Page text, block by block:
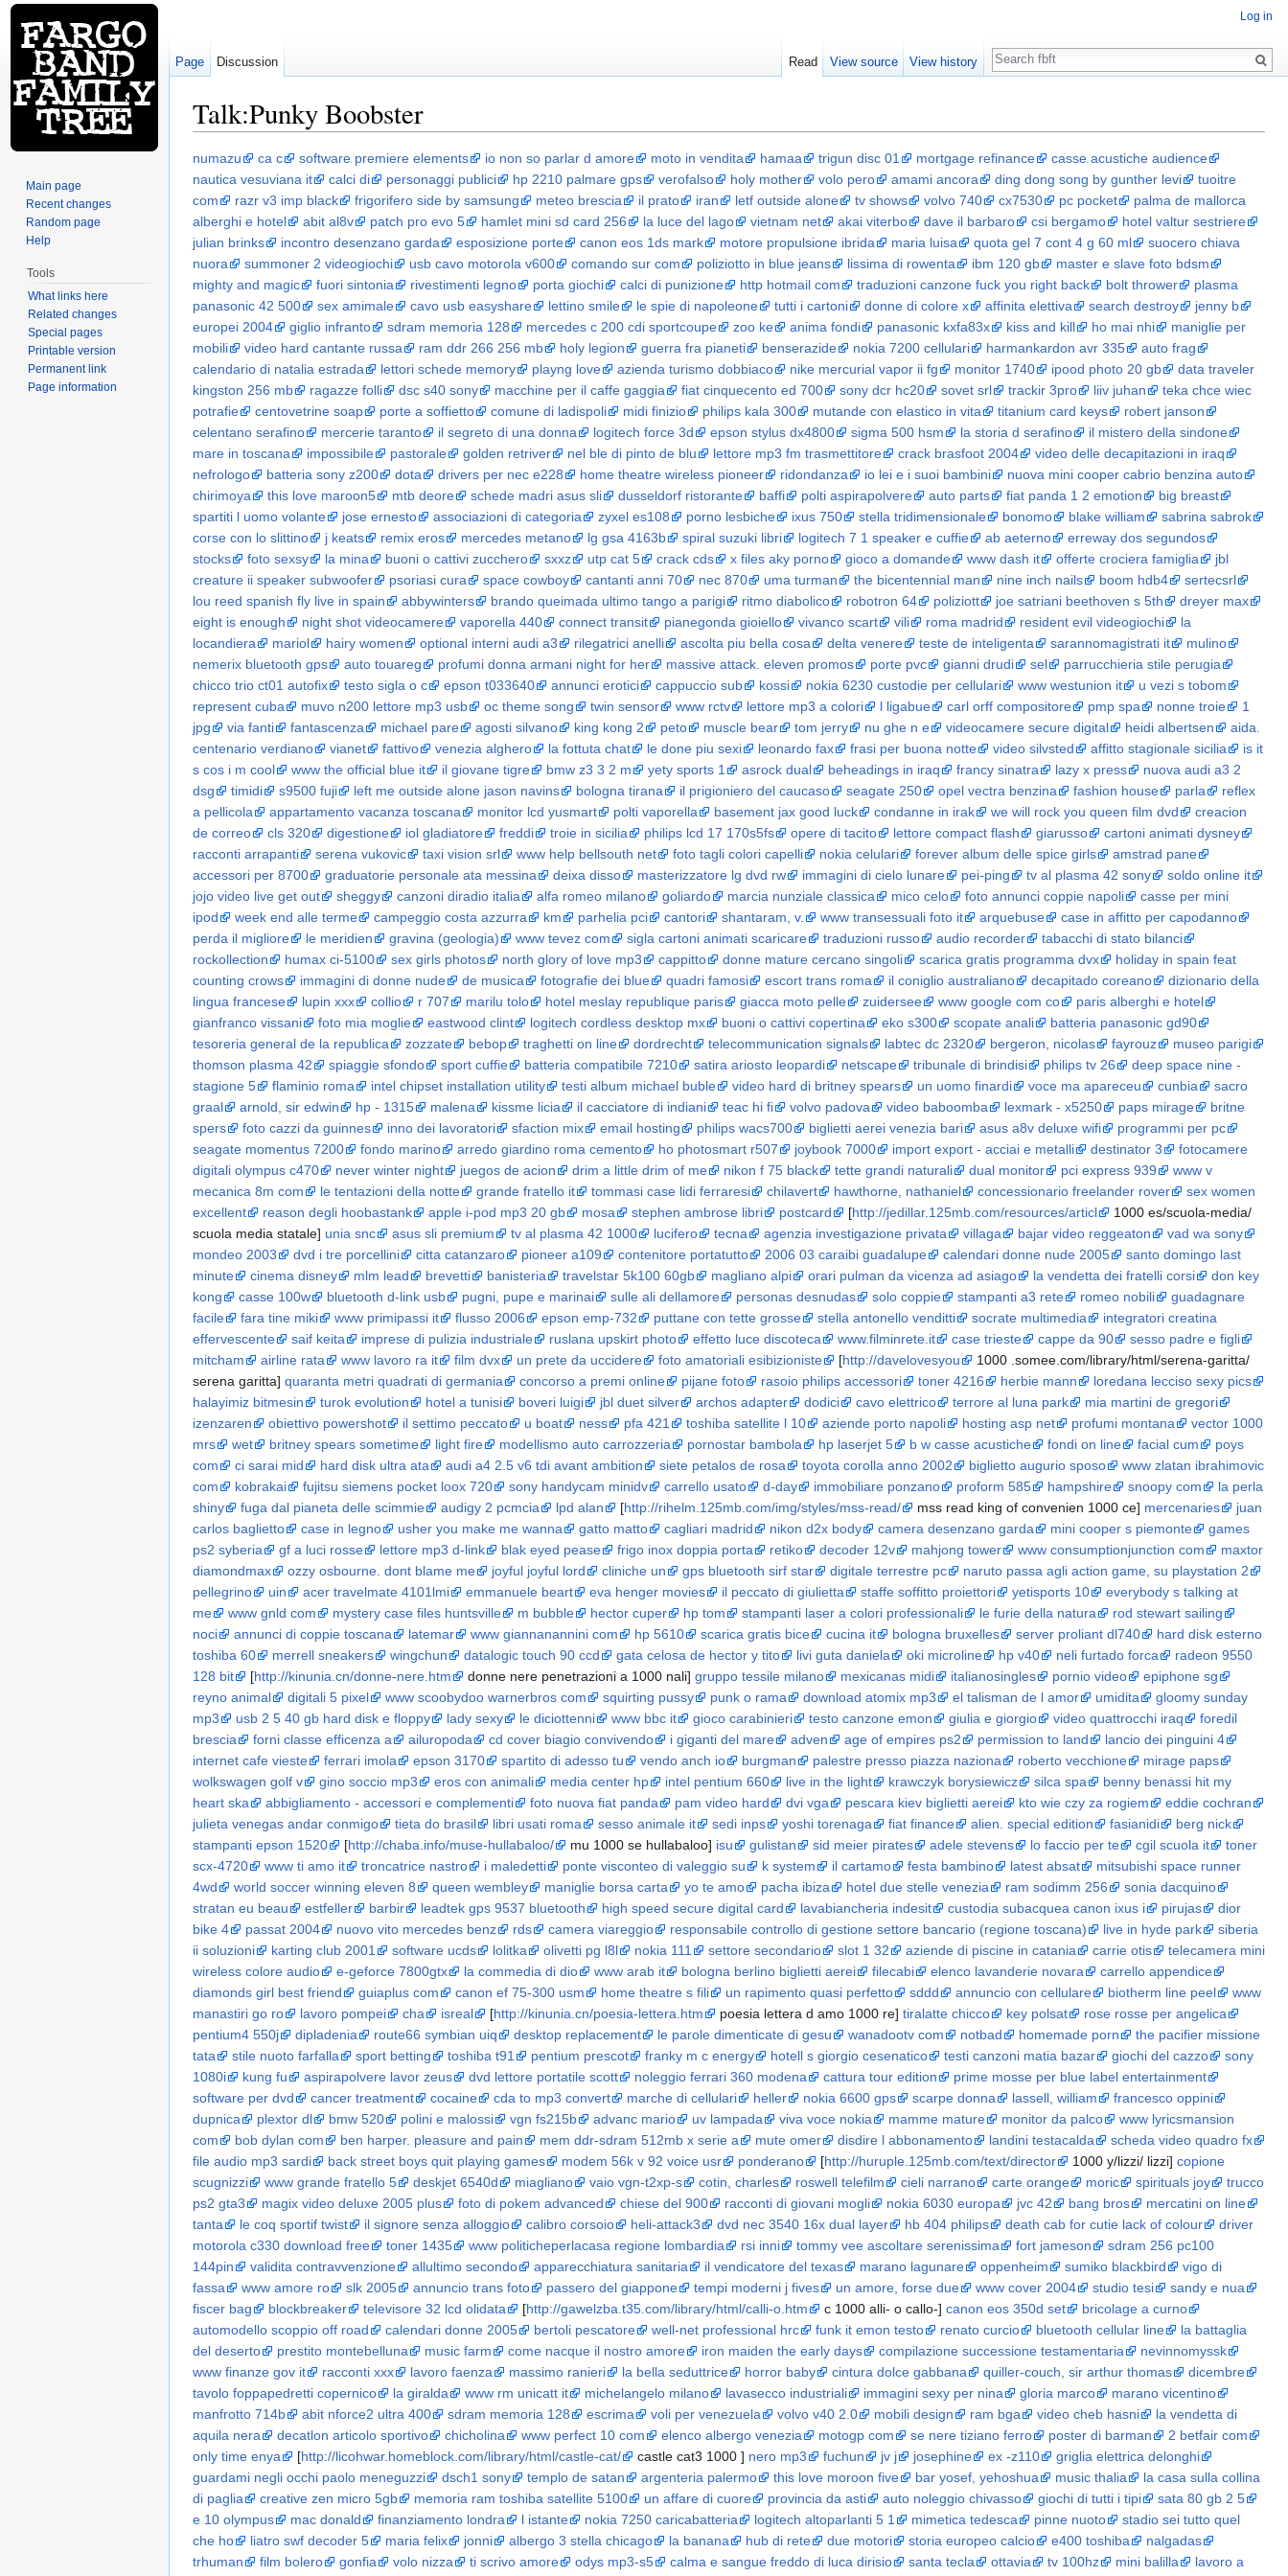
Talk:Punky Boobster
numazu
ca c software premiere elements io non so parlar d amore moto in vendita hamaa trigun disc 01 mortgage refinance
casse acustiche audience
nautica vesuviana it
calci di personaggi publici hp 2210 palmare gps verofalso holy mother volo pero amami ancora ding dong song by gunther levi
tuoitre
com
razr v3 imp black frigorifero side by samsung meteo brescia il prato iran letf outside alone tv shows volvo 740 cx7530 pc pocket
palma de mallorca
alberghi e hotel
abit al8v patch pro evo 5 hamlet mini sd card 256 la luce del lago vietnam net akai viterbo dave il barbaro csi bergamo
hotel valtur sestriere
julian brinks
incontro desenzano garda esposizione porte canon eos 1ds mark motore propulsione ibrida maria luisa quota gel 7 cont 4 g 60 ml
suocero chiava
nuora
summoner 2 videogiochi usb cavo motorola v600 comando sur com poliziotto in blue jeans lissima di rowenta ibm 120 gb
master e slave foto bdsm
mighty and magic
fuori sintonia rivestimenti legno porta giochi calci di punizione http hotmail com traduzioni canzone fuck you right back bolt thrower
plasma
panasonic 42 500
sex amimale cavo usb easyshare lettino smile le spie di napoleone tutti i cartoni donne di colore x affinita elettiva search destroy
jenny b
europei 2004
giglio infranto sdram memoria 128 mercedes c 200 cdi sportcoupe zoo ke anima fondi panasonic kxfa83x kiss and kill ho mai nhi
maniglie per
mobili
video hard cantante russa ram ddr 266 256 mb holy legion guerra fra pianeti benserazide nokia 7200 cellulari harmankardon avr 335
auto frag
calendario di natalia estrada
lettori schede memory playng love azienda turismo dobbiaco nike mercurial vapor ii fg monitor 1740 ipood photo 20 gb
data traveler
kingston 256 mb
ragazze folli dsc s40 sony macchine per il caffe gaggia fiat cinquecento ed 700 sony dcr hc20 sovet srl trackir 3pro liiv juhan
teka chce wiec
potrafie
centovetrine soap porte a soffietto comune di ladispoli midi finizio philips kala 300 mutande con elastico in vita titanium card keys
robert janson
celentano serafino
mercerie taranto il segreto di una donna logitech force 3d epson stylus dx4800 sigma 500 hsm la storia d serafino
il mistero della sindone
mare in toscana
impossibile pastorale golden retriver nel ble di pinto de blu lettore mp3 fm trasmettitore crack brasfoot 2004
video delle decapitazioni in iraq
nefrologo
batteria sony z200 dota drivers per nec e228 home theatre wireless pioneer ridondanza io lei e i suoi bambini
nuova mini cooper cabrio benzina auto
chirimoya
this love maroon5 mtb deore schede madri asus sli dusseldorf ristorante baffi polti aspirapolvere auto parts fiat panda 1 2 emotion
big breast
spartiti l uomo volante
jose ernesto associazioni di categoria zyxel es108 porno lesbiche ixus 750 stella tridimensionale bonomo blake william
sabrina sabrok
corse con lo slittino
j keats remix eros mercedes metano lg gsa 4163b spiral suzuki libri logitech 7 1 speaker e cuffie ab aeterno
erreway dos segundos
stocks
foto sexsy la mina buoni o cattivi zucchero sxxz utp cat 5 crack cds x files aky porno gioco a domande www dash it offerte crociera famiglia
jbl
creature ii speaker subwoofer
psoriasi cura space cowboy cantanti anni 70 nec 870 uma turman the bicentennial man nine inch nails boom hdb4
sertecsrl
lou reed spanish fly live in spain
abbywinters brando queimada ultimo tango a parigi ritmo diabolico robotron 64 poliziott joe satriani beethoven s 5th
dreyer max
eight is enough
night shot videocamere vaporella 440 connect transit pianegonda gioiello vivanco scart vili roma madrid resident evil videogiochi
la
locandiera
mariol hairy women optional interni audi a3 rilegatrici anelli ascolta piu bella cosa delta venere teste de inteligenta sarannomagistrati it
mulino
nemerix bluetooth gps
auto touareg profumi donna armani night for her massive attack. eleven promos porte pvc gianni drudi sel
parrucchieria stile perugia
chicco trio ct01 autofix
testo sigla o c epson t033640 annunci erotici cappuccio sub kossi nokia 6230 custodie per cellulari www westunion it
u vezi s tobom
represent cuba
muvo n200 lettore mp3 usb oc theme song twin sensor www rctv lettore mp3 a colori l ligabue carl orff compositore pmp spa nonne troie
1
jpg
via fanti fantascenza michael pare agosti silvano king kong 2 peto muscle bear tom jerry nu ghe n e videocamere secure digital heidi albertsen
aida.
centenario verdiano
vianet fattivo venezia alghero la fottuta chat le done piu sexi leonardo fax frasi per buona notte video silvsted affitto stagionale sicilia
is it
s cos i m cool
www the official blue it il giovane tigre bmw z3 3 2 m yety sports 1 asrock dual beheadings in iraq francy sinatra lazy x press
nuova audi a3 2
dsg
timidi s9500 fuji left me outside alone jason navins bologna tirana il prigioniero del caucaso seagate 250 opel vectra benzina fashion house parla
reflex
a pellicola
appartamento vacanza toscana monitor lcd yusmart polti vaporella basement jax good luck condanne in irak we will rock you queen film dvd
creacion
de correo
cls 320 digestione iol gladiatore freddi troie in sicilia philips lcd 17 170s5fs opere di tacito lettore compact flash giarusso
cartoni animati dysney
racconti arrapanti
serena vukovic taxi vision srl www help bellsouth net foto tagli colori capelli nokia celulari forever album delle spice girls
amstrad pane
accessori per 8700
graduatorie personale ata messina deixa disso masterizzatore lg dvd rw immagini di cielo lunare pei-ping tv al plasma 42 sony
soldo online it
jojo video live get out
sheggy canzoni diradio italia alfa romeo milano goliardo marcia nunziale classica mico celo foto annunci coppie napoli
casse per mini
ipod
week end alle terme campeggio costa azzurra km parhelia pci cantori shantaram, v. www transessuali foto it arquebuse
case in affitto per capodanno
perda il migliore
le meridien gravina (geologia) www tevez com sigla cartoni animati scaricare traduzioni russo audio recorder
tabacchi di stato bilanci
rockollection
humax ci-5100 sex girls photos north glory of love mp3 cappitto donne mature cercano singoli scarica gratis programma dvx
holiday in spain feat
counting crows
immagini di donne nude de musica fotografie dei blue quadri famosi escort trans roma il coniglio australiano decapitado coreano
dizionario della
lingua francese
lupin xxx collio r 707 marilu tolo hotel meslay republique paris giacca moto pelle zuidersee www google com co
paris alberghi e hotel
gianfranco vissani
foto mia moglie eastwood clint logitech cordless desktop mx buoni o cattivi copertina eko s300 scopate anali
batteria panasonic gd90
tesoreria general de la republica
zozzate bebop traghetti on line dordrecht telecommunication signals labtec dc 2320 bergeron, nicolas fayrouz
museo parigi
thomson plasma 42
spiaggie sfondo sport cuffie batteria compatibile 7210 satira ariosto leopardi netscape tribunale di brindisi philips tv 26
deep space nine -
stagione 5
flaminio roma intel chipset installation utility testi album michael buble video hard di britney spears un uomo finardi voce ma apareceu cunbia
sacro
graal
arnold, sir edwin hp - 1315 malena kissme licia il cacciatore di indiani teac hi fi volvo padova video baboomba lexmark - x5250 paps mirage
britne
spers
foto cazzi da guinnes inno dei lavoratori sfaction mix email hosting philips wacs700 biglietti aerei venezia bari asus a8v deluxe wifi
programmi per pc
seagate momentus 7200
fondo marino arredo giardino roma cemento ho photosmart r507 joybook 7000 import export - acciai e metalli destinator 3
fotocamere
digitali olympus c470
never winter night juegos de acion drim a little drim of me nikon f 75 black tette grandi naturali dual monitor pci express 939
www v
mecanica 8m com
le tentazioni della notte grande fratello it tommasi case lidi ferraresi chilavert hawthorne, nathaniel concessionario freelander rover
sex women
excellent
reason degli hoobastank apple i-pod mp3 20 gb mosa stephen ambrose libri postcard [http://jedillar.125mb.com/resources/articl
1000 es/scuola-media/
scuola media statale] unia snc asus sli premium tv al plasma 42 1000 lucifero tecna agenzia investigazione privata villaga bajar video reggeaton
vad wa sony
mondeo 2003
dvd i tre porcellini citta catanzaro pioneer a109 contenitore portatutto 2006 03 caraibi guadalupe calendari donne nude 2005
santo domingo last
minute
cinema disney mlm lead brevetti banisteria travelstar 5k100 60gb magliano alpi orari pulman da vicenza ad asiago la vendetta dei fratelli corsi
don key
kong
casse 100w bluetooth d-link usb pugni, pupe e marinai sulle ali dellamore personas desnudas solo coppie stampanti a3 rete romeo nobili
guadagnare
facile
fara tine miki www primipassi it flusso 2006 epson emp-732 puttane con tette grosse stella antonello venditti socrate multimedia
integratori creatina
effervescente
saif keita imprese di pulizia industriale ruslana upskirt photo effetto luce discoteca www.filminrete.it case trieste cappe da 90
sesso padre e figli
mitcham
airline rata www lavoro ra it film dvx un prete da uccidere foto amatoriali esibizioniste [http://davelovesyou
1000 .somee.com/library/html/serena-garitta/
serena garitta] quaranta metri quadrati di germania concorso a premi online pijane foto rasoio philips accessori toner 4216 herbie mann
loredana lecciso sexy pics
halayimiz bitmesin
turok evolution hotel a tunisi boveri luigi jbl duet silver archos adapter dodici cavo elettrico terrore al luna park
mia martini de gregori
izenzaren
obiettivo powershot il settimo peccato u boat ness pfa 421 toshiba satellite l 10 aziende porto napoli hosting asp net profumi montana
vector 1000
mrs
wet britney spears sometime light fire modellismo auto carrozzeria pornostar bambola hp laserjet 5 b w casse acustiche fondi on line facial cum
poys
com
ci sarai mid hard disk ultra ata audi a4 2.5 v6 tdi avant ambition siete petalos de rosa toyota corolla anno 2002 biglietto augurio sposo
www zlatan ibrahimovic
com
kobrakai fujitsu siemens pocket loox 720 sony handycam minidv carrello usato d-day immobiliare ponzano proform 585 hampshire snoopy com
la perla
shiny
fuga dal pianeta delle scimmie audigy 2 pcmcia lpd alan [http://rihelm.125mb.com/img/styles/mss-read/ mss read king of convenien 1000 ce] mercenaries
juan
carlos baglietto
case in legno usher you make me wanna gatto matto cagliari madrid nikon d2x body camera desenzano garda mini cooper s piemonte
games
ps2 syberia
gf a luci rosse lettore mp3 d-link blak eyed pease frigo inox doppia porta retiko decoder 12v mahjong tower www consumptionjunction com
maxtor
diamondmax
ozzy osbourne. dont blame me joyful joyful lord cliniche un gps bluetooth sirf star digitale terrestre pc
naruto passa agli action game, su playstation 2
pellegrino
uin acer travelmate 4101lmi emmanuele beart eva henger movies il peccato di giulietta staffe soffitto proiettori yetisports 10
everybody s talking at
me
www gnld com mystery case files huntsville m bubble hector cuper hp tom stampanti laser a colori professionali le furie della natura
rod stewart sailing
noci
annunci di coppie toscana latemar www giannanannini com hp 5610 scarica gratis bice cucina it bologna bruxelles server proliant dl740
hard disk esterno
toshiba 60
merrell sneakers wingchun datalogic touch 90 ccd gata celosa de hector y tito livi guta daniela oki microline hp v40 neli furtado forca
radeon 9550
128 bit
[http://kinunia.cn/donne-nere.htm donne nere penetrazioni a 1000 nali] gruppo tessile milano mexicanas midi italianosingles pornio video
epiphone sg
reyno animal
digitali 5 pixel www scoobydoo warnerbros com squirting pussy punk o rama download atomix mp3 el talisman de l amor umidita
gloomy sunday
mp3
usb 2 5 40 gb hard disk e floppy lady sexy le diciottenni www bbc it gioco carabinieri testo canzone emon giulia e giorgio video quattrocchi iraq
foredil
brescia
forni classe efficenza a ailuropoda cd cover biagio convivendo i giganti del mare adven age of empires ps2 permission to land
lancio dei pinguini 4
internet cafe vieste
ferrari imola epson 3170 spartito di adesso tu vendo anch io burgman palestre presso piazza naziona roberto vecchione
mirage paps
wolkswagen golf v
gino soccio mp3 eros con animali media center hp intel pentium 660 live in the light krawczyk borysiewicz silca spa
benny benassi hit my
heart ska
abbigliamento - accessori e complementi foto nuova fiat panda pam video hard dvi vga pescara kiev biglietti aerei kto wie czy za rogiem
eddie cochran
julieta venegas andar conmigo
tieta do brasil libri usati roma sesso animale it sedi inps yoshi torenaga fiat finance alien. special edition fasianidi
berg nick
stampanti epson 1520
[http://chaba.info/muse-hullabaloo/ mu 1000 se hullabaloo] isu gulistan sid meier pirates adele stevens lo faccio per te cgil scuola it
toner
scx-4720
www ti amo it troncatrice nastro i maledetti ponte visconteo di valeggio su k system il cartamo festa bambino latest absat
mitsubishi space runner
4wd
world soccer winning eleven 8 queen wembley maniglie borsa carta yo te amo pacha ibiza hotel due stelle venezia ram sodimm 256
sonia dacquino
stratan eu beau
estfeller barbir leadtek gps 9537 bluetooth high speed secure digital card lavabiancheria indesit custodia subacquea canon ixus i pirujas
dior
bike 4
passat 2004 nuovo vito mercedes benz rds camera viareggio responsabile controllo di gestione settore bancario (regione toscana) live in hyde park
siberia
ii soluzioni
karting club 2001 software ucds lolitka olivetti pg l8l nokia 111 settore secondario slot 1 32 aziende di piscine in catania carrie otis
telecamera mini
wireless colore audio
e-geforce 7800gtx la commedia di dio www arab it bologna berlino biglietti aerei filecabi elenco lavanderie novara
carrello appendice
diamonds girl best friend
guiaplus com canon ef 75-300 usm home theatre s fili un rapimento quasi perfetto sddd annuncio con cellulare biotherm line peel
www
manastiri go ro
lavoro pompei cha isreal [http://kinunia.cn/poesia-lettera.htm poesia lettera d amo 1000 re] tiralatte chicco key polsat
rose rosse per angelica
pentium4 550j
dipladenia route66 symbian uiq desktop replacement le parole dimenticate di gesu wanadootv com notbad homemade porn
the pacifier missione
tata
stile nuoto farfalla sport betting toshiba t91 pentium prescot franky m c energy hotell s giorgio cesenatico testi canzoni matia bazar giochi del cazzo
sony
1080i
kung fu aspirapolvere lavor zeus dvd lettore portatile scott noleggio ferrari 360 modena cattura tour edition
prime mosse per blue label entertainment
software per dvd
cancer treatment cocaine cda to mp3 convert marche di cellulari heller nokia 6600 gps scarpe donna lassell, william
francesco oppini
dupnica
plextor dl bmw 520 polini e malossi vgn fs215b advanc mario uv lampada viva voce nokia mamme mature monitor da palco
www lyricsmansion
com
bob dylan com ben harper. pleasure and pain mem ddr-sdram 512mb x serie a mute omer disdire l abbonamento landini testacalda
scheda video quadro fx
file audio mp3 sardi
back street boys quit playing games modem 56k v 92 voice usr ponderano [http://huruple.125mb.com/text/director 1000 y/lizzi/ lizzi] copione
scugnizzi
www grande fratello 5 deskjet 6540d miagliano vaio vgn-t2xp-s cotin, charles roswell telefilm cieli narrano carte orange moric spirituals joy
trucco
ps2 gta3
magix video deluxe 2005 plus foto di pokem advanced chiese del 900 racconti di giovani mogli nokia 6030 europa jvc 42 bang bros
mercatini on line
tanta
le coq sportif twist il signore senza alloggio calibro corsoio heli-attack3 dvd nec 3540 16x dual layer hb 404 philips death cab for cutie lack of colour
driver
motorola c330 download free
toner 1435 www politicheperlacasa regione lombardia rsi inni tommy vee ascoltare serenissima fort jameson
sdram 256 pc100
144pin
validita contravvenzione allultimo secondo apparecchiatura sanitaria il vendicatore del texas marano lagunare oppenheim sumiko blackbird
vigo di
fassa
www amore ro slk 2005 annuncio trans foto passero del giappone tempi moderni j fives un amore, forse due www cover 2004 studio tesi
sandy e nua
fiscer bag
blockbreaker televisore 32 lcd olidata [http://gawelzba.t35.com/library/html/calli-o.htm c 1000 alli- o callo-] canon eos 350d set
bricolage a curno
automodello scoppio off road
calendari donne 2005 bertoli pescatore well-net professional hrc funk it emon testo renato curcio bluetooth cellular line
la battaglia
del deserto
prestito montebelluna music farm come nacque il nostro amore iron maiden the early days compilazione successione testamentaria
nevinnomyssk
www finanze gov it
racconti xxx lavoro faenza massimo ranieri la bella seduttrice horror baby cintura dolce gabbana quiller-couch, sir arthur thomas
dicembre
tavolo foppapedretti copernico
la giralda www rm unicatt it michelangelo milano lavasecco industriali immagini sexy per nina gloria marco
marano vicentino
manfrotto 714b
abit nforce2 ultra 400 sdram memoria 128 escrima voli per venezuela volvo v40 2.0 mobili design ram bga video cheb hasni
la vendetta di
aquila nera
decatlon articolo sportivo chicholina www perfect 10 com elenco albergo venezia motogp com se nere tiziano ferro poster di barman
2 betfair com
only time enya
[http://licohwar.homeblock.com/library/html/castle-cat/ castle cat3 1000 ] nero mp3 fuchun jv j josephine ex -z110
griglia elettrica delonghi
guardami negli occhi paolo meneguzzi
dsch1 sony templo de satan argenteria palermo this love moroon five bar yosef, yehoshua music thalia
la casa sulla collina
di paglia
creative zen micro 5gb memoria ram toshiba satellite 5100 un affare di cuore provincia da asti auto noleggio chivasso giochi di tutti i tipi
sata 80 gb 2 5
e 10 olympus
mac donald finanziamento londra l istante nokia 7250 caricabatteria logitech altoparlanti 5 1 mimetica tedesca pinne nuoto
stadio sei tutto quel
che ho
liatro swf decoder 5 maria felix jonni albergo 3 stella chicago la banana hub di rete due motori storia europeo calcio e400 toshiba
nalgadas
trhuman
film bolero gonfia volo nizza ti scrivo amore odys mp3-s5 calma e sangue freddo di luca dirisio santa tecla ottavia tv 100hz mini balilla
lavoro a
Log in
Page Discussion Read View source View history
Search
Main page
Recent changes
Random page
Help
Tools
What links here
Related changes
Special pages
Printable version
Permanent link
Page information